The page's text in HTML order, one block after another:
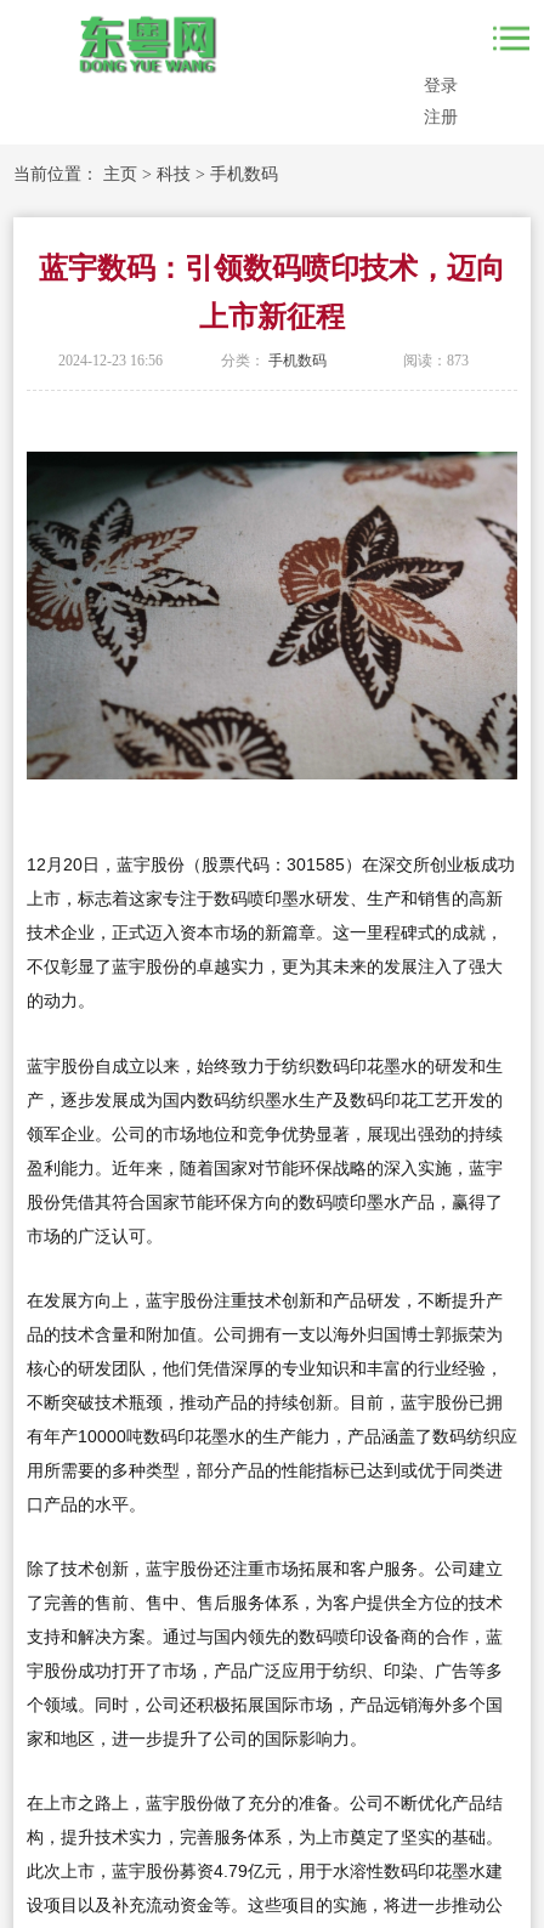
登录
注册
当前位置： 主页 >科技 >手机数码
蓝宇数码：引领数码喷印技术，迈向
上市新征程
2024-12-23 16:56 分类：手机数码 阅读：873
12月20日，蓝宇股份（股票代码：301585）在深交所创业板成功
上市，标志着这家专注于数码喷印墨水研发、生产和销售的高新
技术企业，正式迈入资本市场的新篇章。这一里程碑式的成就，
不仅彰显了蓝宇股份的卓越实力，更为其未来的发展注入了强大
的动力。
蓝宇股份自成立以来，始终致力于纺织数码印花墨水的研发和生
产，逐步发展成为国内数码纺织墨水生产及数码印花工艺开发的
领军企业。公司的市场地位和竞争优势显著，展现出强劲的持续
盈利能力。近年来，随着国家对节能环保战略的深入实施，蓝宇
股份凭借其符合国家节能环保方向的数码喷印墨水产品，赢得了
市场的广泛认可。
在发展方向上，蓝宇股份注重技术创新和产品研发，不断提升产
品的技术含量和附加值。公司拥有一支以海外归国博士郭振荣为
核心的研发团队，他们凭借深厚的专业知识和丰富的行业经验，
不断突破技术瓶颈，推动产品的持续创新。目前，蓝宇股份已拥
有年产10000吨数码印花墨水的生产能力，产品涵盖了数码纺织应
用所需要的多种类型，部分产品的性能指标已达到或优于同类进
口产品的水平。
除了技术创新，蓝宇股份还注重市场拓展和客户服务。公司建立
了完善的售前、售中、售后服务体系，为客户提供全方位的技术
支持和解决方案。通过与国内领先的数码喷印设备商的合作，蓝
宇股份成功打开了市场，产品广泛应用于纺织、印染、广告等多
个领域。同时，公司还积极拓展国际市场，产品远销海外多个国
家和地区，进一步提升了公司的国际影响力。
在上市之路上，蓝宇股份做了充分的准备。公司不断优化产品结
构，提升技术实力，完善服务体系，为上市奠定了坚实的基础。
此次上市，蓝宇股份募资4.79亿元，用于水溶性数码印花墨水建
设项目以及补充流动资金等。这些项目的实施，将进一步推动公